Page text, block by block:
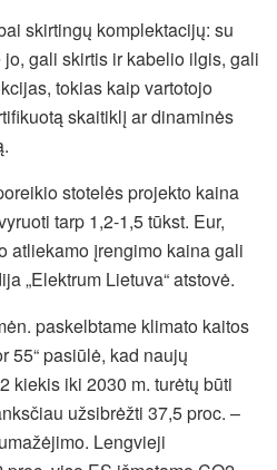
skirtingų komplektacijų: su
gali skirtis ir kabelio ilgis, gali
tokias kaip vartotojo
skaitiklį ar dinaminės
stotelės projekto kaina
tarp 1,2-1,5 tūkst. Eur,
atliekamo įrengimo kaina gali
„Elektrum Lietuva“ atstovė.
paskelbtame klimato kaitos
55“ pasiūlė, kad naujų
kiekis iki 2030 m. turėtų būti
užsibrėžti 37,5 proc. –
Lengvieji